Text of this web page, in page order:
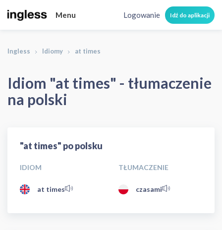
Menu Logowanie Idź do aplikacji
Ingless Idiomy at times
Idiom "at times" - tłumaczenie
na polski
"at times" po polsku
IDIOM TŁUMACZENIE
at times czasami